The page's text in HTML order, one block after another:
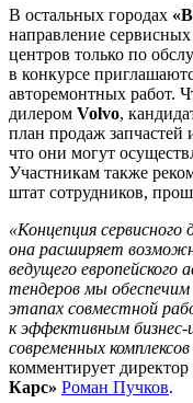
В остальных городах
направление
центров только по
в конкурсе
авторемонтных работ.
дилером Volvo,
план продаж запчастей
что они могут
Участникам также
штат сотрудников,
«Концепция сервисного
она расширяет
ведущего
тендеров мы
этапах совместной
к эффективным
современных
комментирует
Карс» Роман Пучков.